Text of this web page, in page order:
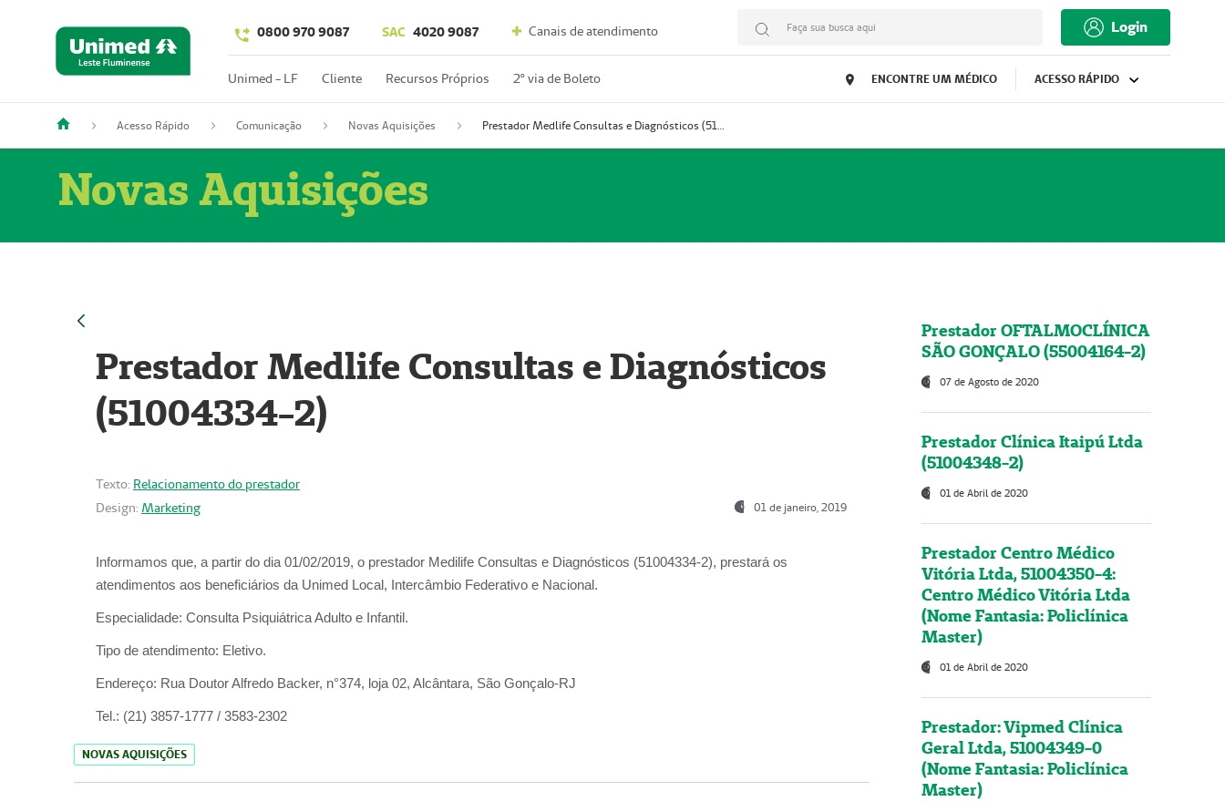
0800 970 9087 SAC 4020 9087 Canais de atendimento Faça sua busca aqui Login
Unimed - LF Cliente Recursos Próprios 2º via de Boleto ENCONTRE UM MÉDICO ACESSO RÁPIDO
Acesso Rápido Comunicação Novas Aquisições Prestador Medlife Consultas e Diagnósticos (51004334-2)
Novas Aquisições
Prestador Medlife Consultas e Diagnósticos
(51004334-2)
Texto: Relacionamento do prestador
Design: Marketing 01 de janeiro, 2019
Informamos que, a partir do dia 01/02/2019, o prestador Medilife Consultas e Diagnósticos (51004334-2), prestará os
atendimentos aos beneficiários da Unimed Local, Intercâmbio Federativo e Nacional.
Especialidade: Consulta Psiquiátrica Adulto e Infantil.
Tipo de atendimento: Eletivo.
Endereço: Rua Doutor Alfredo Backer, n°374, loja 02, Alcântara, São Gonçalo-RJ
Tel.: (21) 3857-1777 / 3583-2302
NOVAS AQUISIÇÕES
Prestador OFTALMOCLÍNICA
SÃO GONÇALO (55004164-2)
07 de Agosto de 2020
Prestador Clínica Itaipú Ltda
(51004348-2)
01 de Abril de 2020
Prestador Centro Médico
Vitória Ltda, 51004350-4:
Centro Médico Vitória Ltda
(Nome Fantasia: Policlínica
Master)
01 de Abril de 2020
Prestador: Vipmed Clínica
Geral Ltda, 51004349-0
(Nome Fantasia: Policlínica
Master)